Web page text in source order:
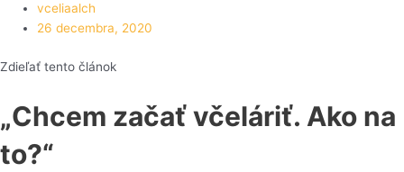
vceliaalch
26 decembra, 2020
Zdieľať tento článok
„Chcem začať včeláriť. Ako na
to?“